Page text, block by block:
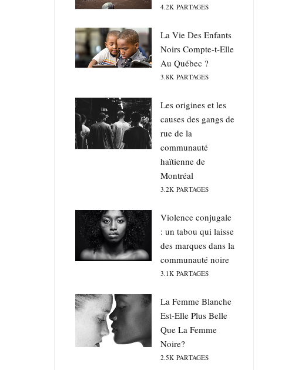
4.2K PARTAGES
La Vie Des Enfants
Noirs Compte-t-Elle
Au Québec ?
3.8K PARTAGES
Les origines et les
causes des gangs de
rue de la
communauté
haïtienne de
Montréal
3.2K PARTAGES
Violence conjugale
: un tabou qui laisse
des marques dans la
communauté noire
3.1K PARTAGES
La Femme Blanche
Est-Elle Plus Belle
Que La Femme
Noire?
2.5K PARTAGES